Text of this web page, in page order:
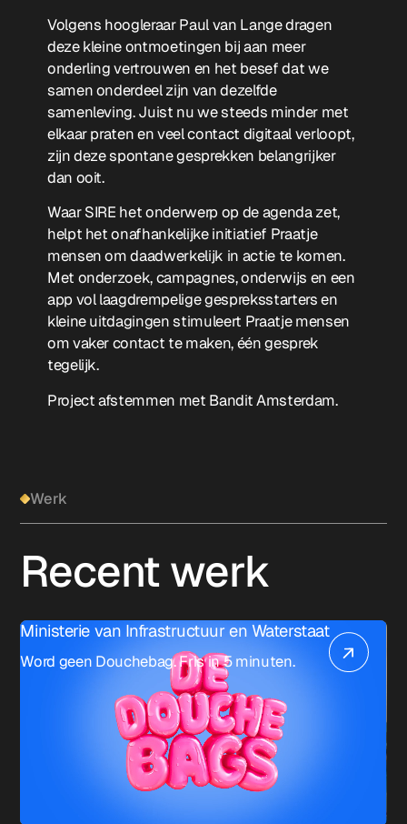
Volgens hoogleraar Paul van Lange dragen
deze kleine ontmoetingen bij aan meer
onderling vertrouwen en het besef dat we
samen onderdeel zijn van dezelfde
samenleving. Juist nu we steeds minder met
elkaar praten en veel contact digitaal verloopt,
zijn deze spontane gesprekken belangrijker
dan ooit.
Waar SIRE het onderwerp op de agenda zet,
helpt het onafhankelijke initiatief Praatje
mensen om daadwerkelijk in actie te komen.
Met onderzoek, campagnes, onderwijs en een
app vol laagdrempelige gespreksstarters en
kleine uitdagingen stimuleert Praatje mensen
om vaker contact te maken, één gesprek
tegelijk.
Project afstemmen met Bandit Amsterdam.
Werk
Recent werk
Ministerie van Infrastructuur en Waterstaat
Word geen Douchebag. Fris in 5 minuten.